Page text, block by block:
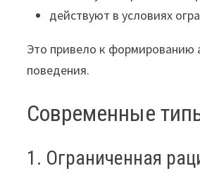
действуют в условиях
Это привело к формированию
поведения.
Современные
1. Ограниченная